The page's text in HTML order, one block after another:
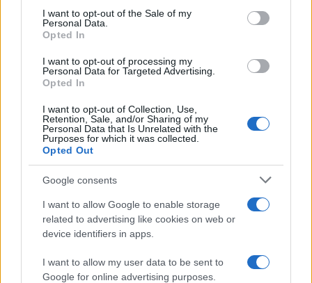
consent section.
I want to opt-out of the Sale of my
Personal Data.
Opted In
I want to opt-out of processing my
Personal Data for Targeted Advertising.
Opted In
I want to opt-out of Collection, Use,
Retention, Sale, and/or Sharing of my
Personal Data that Is Unrelated with the
Purposes for which it was collected.
Opted Out
Google consents
I want to allow Google to enable storage
related to advertising like cookies on web or
device identifiers in apps.
I want to allow my user data to be sent to
Google for online advertising purposes.
l’autunno 2026
Matteo Pellegrino · 6 Ago 2026
tra carburanti, spiagge e incendi
Matteo Pellegrino · 25 Lug 2026